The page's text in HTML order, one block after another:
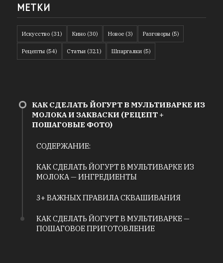
МЕТКИ
Искусство(31) Кино(30) Новое(3) Разговоры(5)
Рецепты(54) Статьи(321) Шпаргалки(5)
КАК СДЕЛАТЬ ЙОГУРТ В МУЛЬТИВАРКЕ ИЗ
МОЛОКА И ЗАКВАСКИ (РЕЦЕПТ +
ПОШАГОВЫЕ ФОТО)
СОДЕРЖАНИЕ:
КАК СДЕЛАТЬ ЙОГУРТ В МУЛЬТИВАРКЕ ИЗ
МОЛОКА — ИНГРЕДИЕНТЫ
3+ ВАЖНЫХ ПРАВИЛА СКВАШИВАНИЯ
КАК СДЕЛАТЬ ЙОГУРТ В МУЛЬТИВАРКЕ —
ПОШАГОВОЕ ПРИГОТОВЛЕНИЕ